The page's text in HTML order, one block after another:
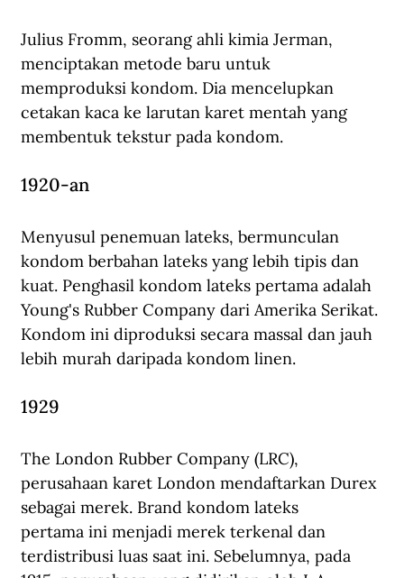
Julius Fromm, seorang ahli kimia Jerman,
menciptakan metode baru untuk
memproduksi kondom. Dia mencelupkan
cetakan kaca ke larutan karet mentah yang
membentuk tekstur pada kondom.
1920-an
Menyusul penemuan lateks, bermunculan
kondom berbahan lateks yang lebih tipis dan
kuat. Penghasil kondom lateks pertama adalah
Young's Rubber Company dari Amerika Serikat.
Kondom ini diproduksi secara massal dan jauh
lebih murah daripada kondom linen.
1929
The London Rubber Company (LRC),
perusahaan karet London mendaftarkan Durex
sebagai merek. Brand kondom lateks
pertama ini menjadi merek terkenal dan
terdistribusi luas saat ini. Sebelumnya, pada